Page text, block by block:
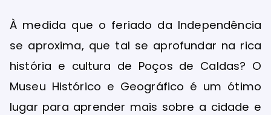
À medida que o feriado da Independência
se aproxima, que tal se aprofundar na rica
história e cultura de Poços de Caldas? O
Museu Histórico e Geográfico é um ótimo
lugar para aprender mais sobre a cidade e